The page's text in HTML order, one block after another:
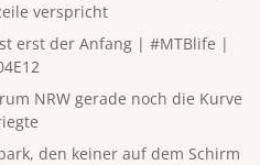
verspricht
erst der Anfang | #MTBlife |
NRW gerade noch die Kurve
den keiner auf dem Schirm